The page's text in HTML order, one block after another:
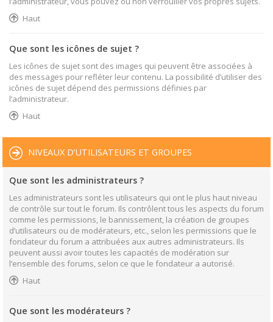
Haut
Que sont les icônes de sujet ?
Les icônes de sujet sont des images qui peuvent être associées à
des messages pour refléter leur contenu. La possibilité d’utiliser des
icônes de sujet dépend des permissions définies par
l’administrateur.
Haut
NIVEAUX D’UTILISATEURS ET GROUPES
Que sont les administrateurs ?
Les administrateurs sont les utilisateurs qui ont le plus haut niveau
de contrôle sur tout le forum. Ils contrôlent tous les aspects du forum
comme les permissions, le bannissement, la création de groupes
d’utilisateurs ou de modérateurs, etc., selon les permissions que le
fondateur du forum a attribuées aux autres administrateurs. Ils
peuvent aussi avoir toutes les capacités de modération sur
l’ensemble des forums, selon ce que le fondateur a autorisé.
Haut
Que sont les modérateurs ?